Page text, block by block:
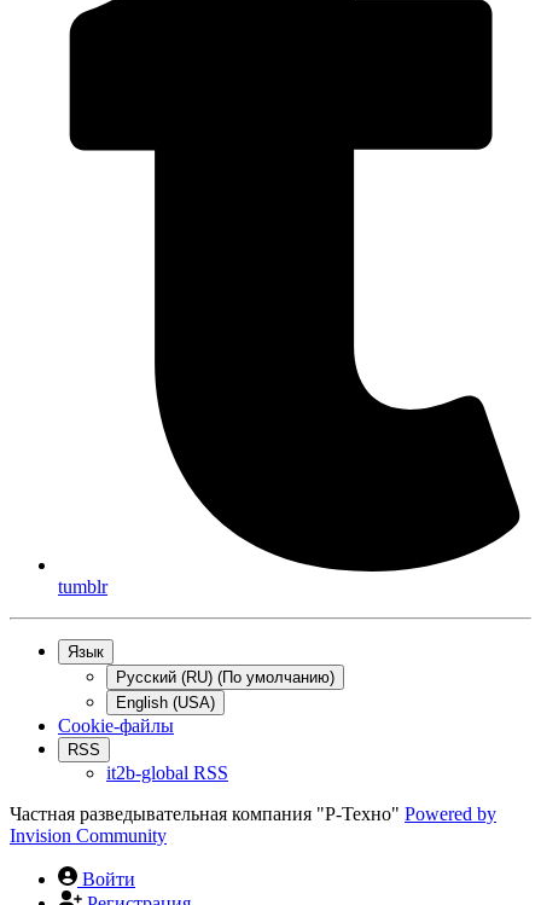
tumblr
Язык
Русский (RU) (По умолчанию)
English (USA)
Cookie-файлы
RSS
it2b-global RSS
Частная разведывательная компания "Р-Техно" Powered by
Invision Community
Войти